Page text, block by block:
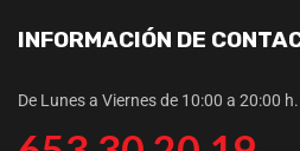
INFORMACIÓN DE
De Lunes a Viernes de 10:00 a 20:00 h.